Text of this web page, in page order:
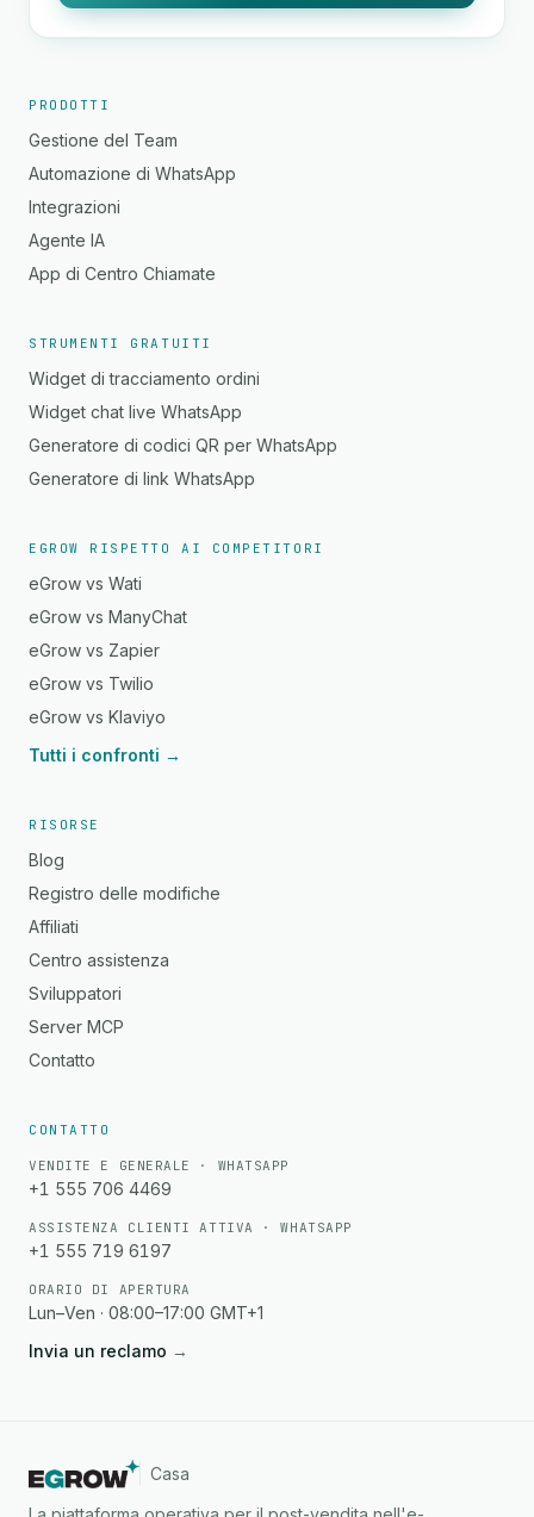
PRODOTTI
Gestione del Team
Automazione di WhatsApp
Integrazioni
Agente IA
App di Centro Chiamate
STRUMENTI GRATUITI
Widget di tracciamento ordini
Widget chat live WhatsApp
Generatore di codici QR per WhatsApp
Generatore di link WhatsApp
EGROW RISPETTO AI COMPETITORI
eGrow vs Wati
eGrow vs ManyChat
eGrow vs Zapier
eGrow vs Twilio
eGrow vs Klaviyo
Tutti i confronti →
RISORSE
Blog
Registro delle modifiche
Affiliati
Centro assistenza
Sviluppatori
Server MCP
Contatto
CONTATTO
VENDITE E GENERALE · WHATSAPP
+1 555 706 4469
ASSISTENZA CLIENTI ATTIVA · WHATSAPP
+1 555 719 6197
ORARIO DI APERTURA
Lun–Ven · 08:00–17:00 GMT+1
Invia un reclamo →
Casa